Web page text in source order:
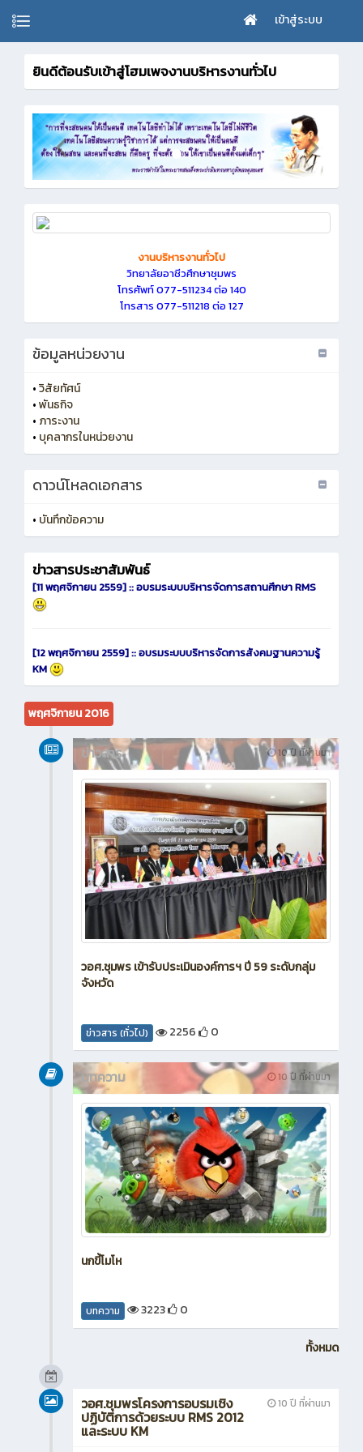
เข้าสู่ระบบ
ยินดีต้อนรับเข้าสู่โฮมเพจงานบริหารงานทั่วไป
ยินดีต้อนรับสู่โฮม
งานบริหารงานทั่วไป
วิทยาลัยอาชีวศึกษาชุมพร
โทรศัพท์ 077-511234 ต่อ 140
โทรสาร 077-511218 ต่อ 127
ข้อมูลหน่วยงาน
•วิสัยทัศน์
•พันธกิจ
• ภาระงาน
• บุคลากรในหน่วยงาน
ดาวน์โหลดเอกสาร
• บันทึกข้อความ
ข่าวสารประชาสัมพันธ์
[11 พฤศจิกายน 2559] :: อบรมระบบบริหารจัดการสถานศึกษา RMS
[12 พฤศจิกายน 2559] :: อบรมระบบบริหารจัดการสังคมฐานความรู้
KM
พฤศจิกายน 2016
10 ปี ที่ผ่านมา
ข่าวสาร
วอศ.ชุมพร เข้ารับประเมินองค์การฯ ปี 59 ระดับกลุ่ม
จังหวัด
ข่าวสาร (ทั่วไป) 2256 0
10 ปี ที่ผ่านมา
บทความ
นกขี้โมโห
บทความ 3223 0
ทั้งหมด
10 ปี ที่ผ่านมา
วอศ.ชุมพรโครงการอบรมเชิง
ปฏิบัติการด้วยระบบ RMS 2012
และระบบ KM